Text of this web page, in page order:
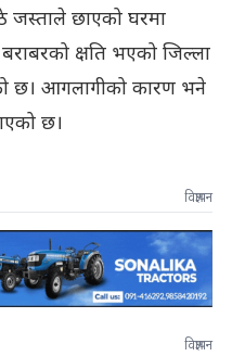
जस्ताले छाएको घरमा
क्षति भएको जिल्ला
छ। आगलागीको कारण भने
छ।
विज्ञापन
विज्ञापन